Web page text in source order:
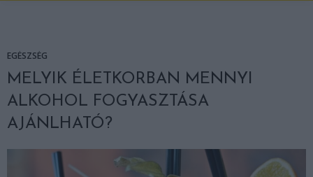
EGÉSZSÉG
MELYIK ÉLETKORBAN MENNYI
ALKOHOL FOGYASZTÁSA
AJÁNLHATÓ?